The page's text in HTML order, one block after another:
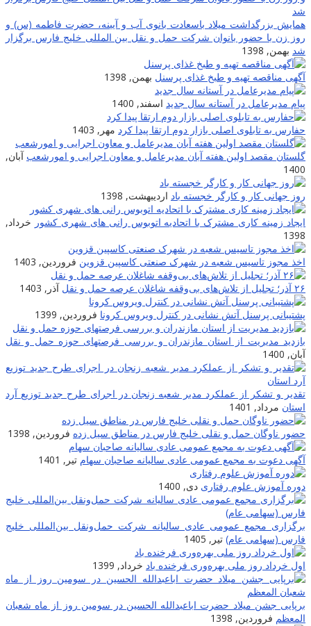
همایش بزرگداشت میلاد باسعادت بانوی آب و آیینه، حضرت فاطمه (س) و
روز زن با حضور بانوان شرکت حمل و نقل بین المللی خلیج فارس برگزار
شد بهمن, 1398
آگهی مناقصه تهیه و طبخ غذای پرسنل بهمن, 1398
پیام مدیرعامل در آستانه سال جدید اسفند, 1400
حفارس به تابلوی اصلی بازار دوم ارتقا پیدا کرد مهر, 1403
گلستان مقصد اولین هفته آبان مدیرعامل و معاون اجرایی و امورشعب آبان,
1400
روز جهانی کار و کارگر خجسته باد اردیبهشت, 1398
ایجاد زمینه کارى مشترک با اتحادیه اتوبوس رانى هاى شهرى کشور خرداد,
1398
اخذ مجوز تاسیس شعبه در شهرک صنعتی کاسپین قزوین فروردین, 1403
۲۶ آذر؛ تجلیل از تلاش‌های بی‌وقفه شاغلان عرصه حمل و نقل
آذر, 1403
پشتیبانی پرسنل آتش نشانی در کنترل ویروس کرونا فروردین, 1399
بازدید مدیریت از استان مازندران و بررسی فرصتهای حوزه حمل و نقل
آبان, 1400
تقدیر و تشکر از عملکرد مدیر شعبه زنجان در اجرای طرح جدید توزیع آرد
استان مرداد, 1401
حضور ناوگان حمل و نقلی خلیج فارس در مناطق سیل زده فروردین, 1398
آگهی دعوت به مجمع عمومی عادی سالیانه صاحبان سهام تیر, 1401
دوره آموزش علوم رفتاری دی, 1400
برگزاری مجمع عمومی عادی سالیانه شرکت حمل‌ونقل بین‌المللی خلیج
فارس (سهامی عام) تیر, 1405
اول خرداد روز ملی بهره‌وری فرخنده باد خرداد, 1399
برپایى جشن میلاد حضرت اباعبدالله الحسین در سومین روز از ماه شعبان
المعظم فروردین, 1398